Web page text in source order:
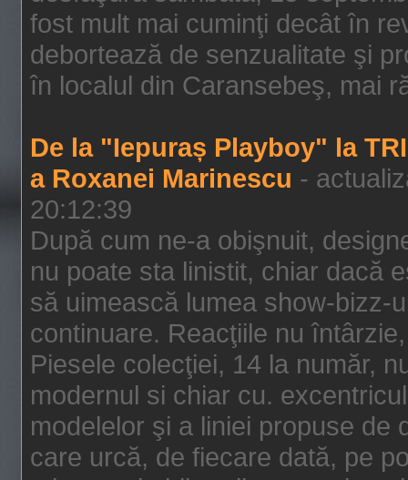
fost mult mai cuminţi decât în
debortează de senzualitate şi
în localul din Caransebeş, mai
De la "Iepuraș Playboy" la
a Roxanei Marinescu -
20:12:39
După cum ne-a obişnuit,
nu poate sta linistit, chiar dacă
să uimească lumea show-bizz-
continuare. Reacţiile nu
Piesele colecţiei, 14 la număr,
modernul si chiar cu.
modelelor şi a liniei propuse de
care urcă, de fiecare dată, pe